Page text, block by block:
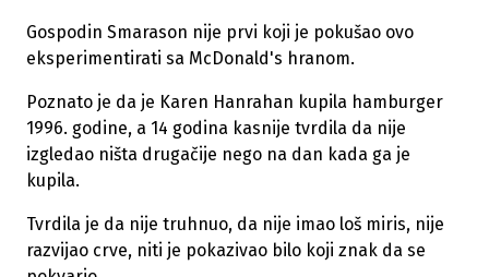
Gospodin Smarason nije prvi koji je pokušao ovo
eksperimentirati sa McDonald's hranom.
Poznato je da je Karen Hanrahan kupila hamburger
1996. godine, a 14 godina kasnije tvrdila da nije
izgledao ništa drugačije nego na dan kada ga je
kupila.
Tvrdila je da nije truhnuo, da nije imao loš miris, nije
razvijao crve, niti je pokazivao bilo koji znak da se